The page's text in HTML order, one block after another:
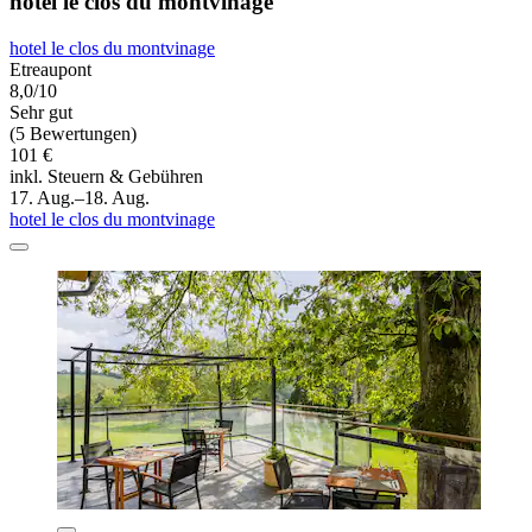
hotel le clos du montvinage
Etreaupont
8,0/10
Sehr gut
(5 Bewertungen)
101 €
inkl. Steuern & Gebühren
17. Aug.–18. Aug.
hotel le clos du montvinage